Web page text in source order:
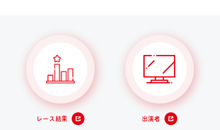
レース結果 出演者